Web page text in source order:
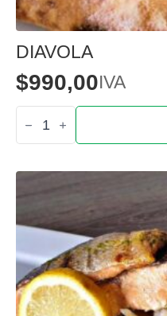
DIAVOLA
$990,00IVA
Quantidade
de
Diavola